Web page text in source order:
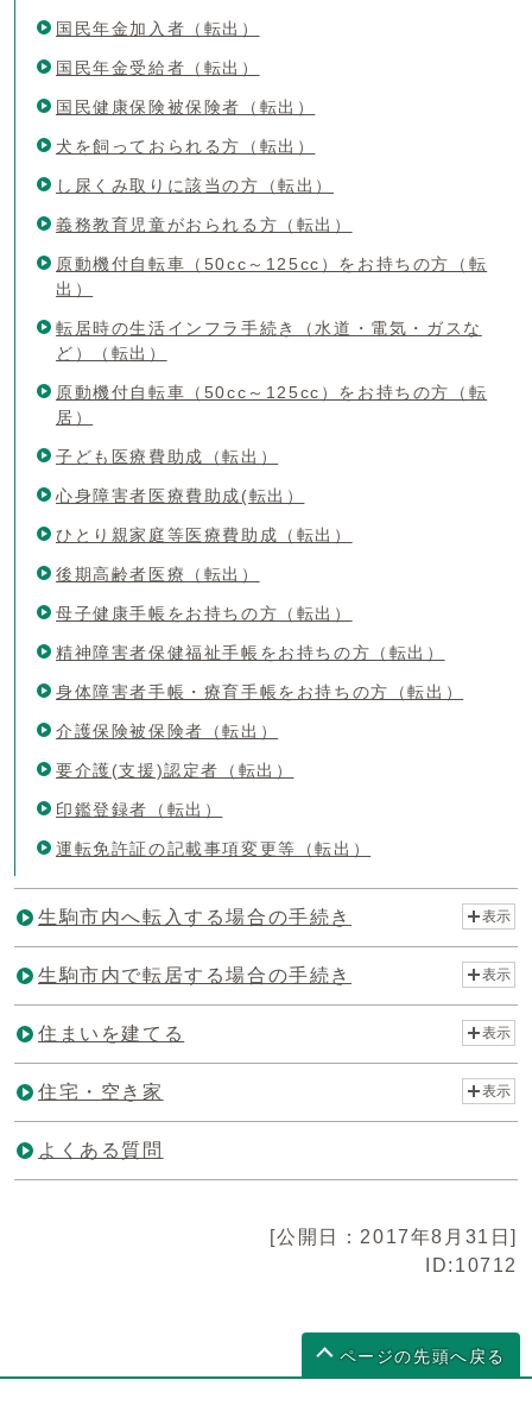
国民年金加入者（転出）
国民年金受給者（転出）
国民健康保険被保険者（転出）
犬を飼っておられる方（転出）
し尿くみ取りに該当の方（転出）
義務教育児童がおられる方（転出）
原動機付自転車（50cc～125cc）をお持ちの方（転
出）
転居時の生活インフラ手続き（水道・電気・ガスな
ど）（転出）
原動機付自転車（50cc～125cc）をお持ちの方（転
居）
子ども医療費助成（転出）
心身障害者医療費助成(転出）
ひとり親家庭等医療費助成（転出）
後期高齢者医療（転出）
母子健康手帳をお持ちの方（転出）
精神障害者保健福祉手帳をお持ちの方（転出）
身体障害者手帳・療育手帳をお持ちの方（転出）
介護保険被保険者（転出）
要介護(支援)認定者（転出）
印鑑登録者（転出）
運転免許証の記載事項変更等（転出）
生駒市内へ転入する場合の手続き 表示
生駒市内で転居する場合の手続き 表示
住まいを建てる 表示
住宅・空き家 表示
よくある質問
[公開日：2017年8月31日]
ID:10712
ページの先頭へ戻る